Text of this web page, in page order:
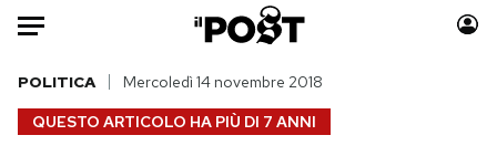
Auto
HOME
QUESTO ARTICOLO HA PIÙ DI 7 ANNI
POLITICA Mercoledì 14 novembre 2018